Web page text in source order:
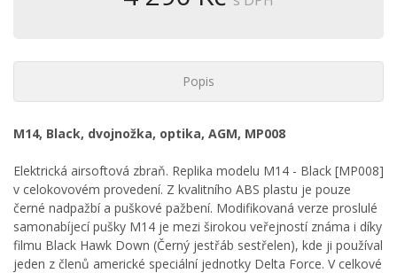
Popis
M14, Black, dvojnožka, optika, AGM, MP008
Elektrická airsoftová zbraň. Replika modelu M14 - Black [MP008]
v celokovovém provedení. Z kvalitního ABS plastu je pouze
černé nadpažbí a puškové pažbení. Modifikovaná verze proslulé
samonabíjecí pušky M14 je mezi širokou veřejností známa i díky
filmu Black Hawk Down (Černý jestřáb sestřelen), kde ji používal
jeden z členů americké speciální jednotky Delta Force. V celkové